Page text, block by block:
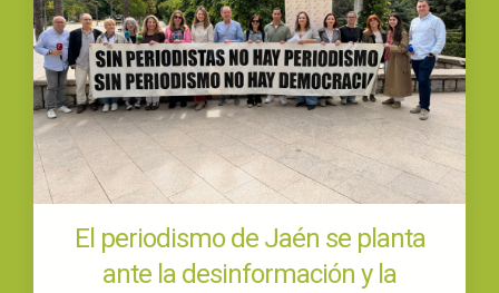
El periodismo de Jaén se planta
ante la desinformación y la